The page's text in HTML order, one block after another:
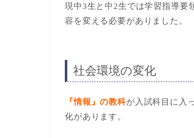
現中3生と中2生では学習指導要
容を変える必要がありました。
社会環境の変化
『情報』の教科が入試科目に入
化があります。